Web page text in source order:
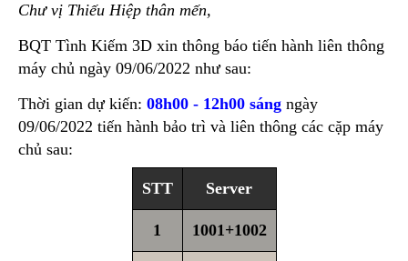
Chư vị Thiếu Hiệp thân mến,
BQT Tình Kiếm 3D xin thông báo tiến hành liên thông
máy chủ ngày 09/06/2022 như sau:
Thời gian dự kiến: 08h00 - 12h00 sáng ngày
09/06/2022 tiến hành bảo trì và liên thông các cặp máy
chủ sau:
STT Server
1 1001+1002